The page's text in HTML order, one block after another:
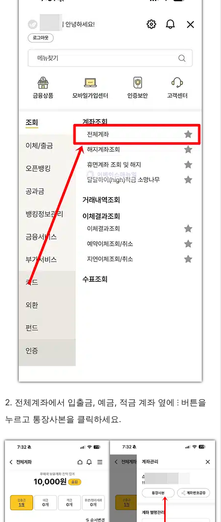
2. 전체계좌에서 입출금, 예금, 적금 계좌 옆에 ⁝ 버튼을
누르고 통장사본을 클릭하세요.